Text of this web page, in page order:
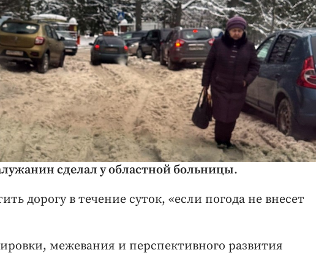
сделал у областной больницы.
дорогу в течение суток, «если погода не внесет
межевания и перспективного развития